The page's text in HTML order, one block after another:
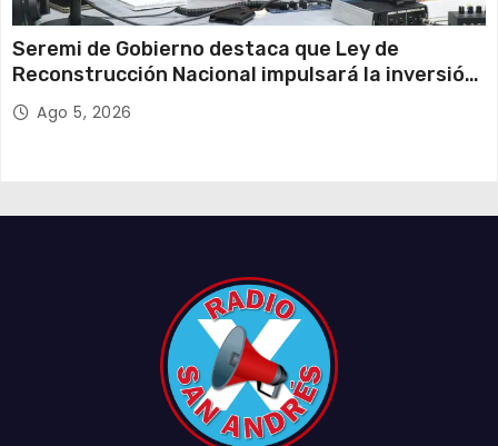
Seremi de Gobierno destaca que Ley de
Reconstrucción Nacional impulsará la inversión
y el empleo en Tarapacá
Ago 5, 2026